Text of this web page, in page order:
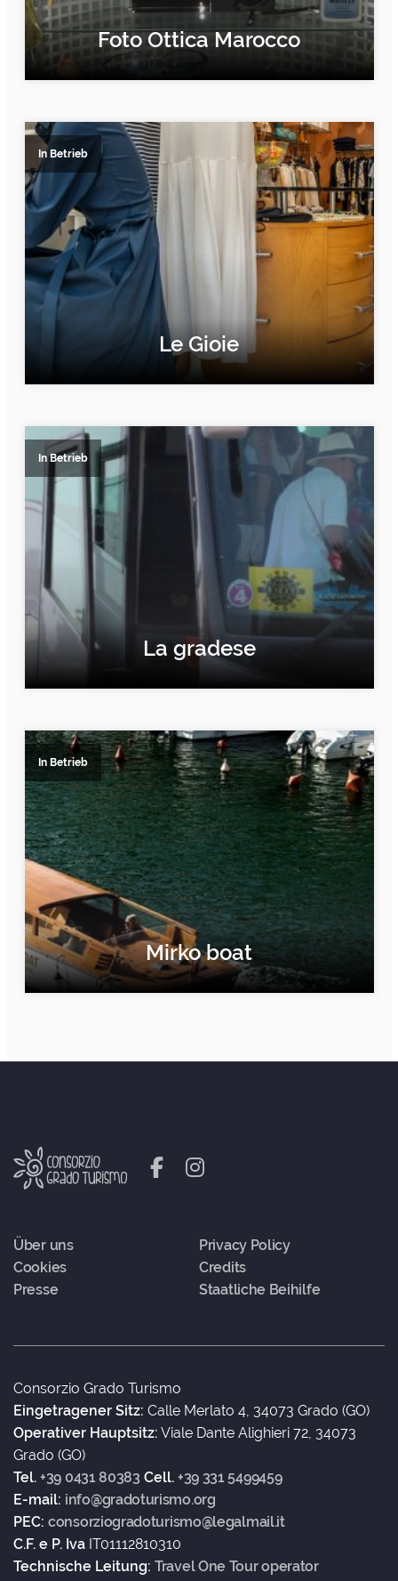
Foto Ottica Marocco
In Betrieb
Le Gioie
In Betrieb
La gradese
In Betrieb
Mirko boat
Über uns
Privacy Policy
Cookies
Credits
Presse
Staatliche Beihilfe
Consorzio Grado Turismo
Eingetragener Sitz: Calle Merlato 4, 34073 Grado (GO)
Operativer Hauptsitz: Viale Dante Alighieri 72, 34073
Grado (GO)
Tel. +39 0431 80383 Cell. +39 331 5499459
E-mail: info@gradoturismo.org
PEC: consorziogradoturismo@legalmail.it
C.F. e P. Iva IT01112810310
Technische Leitung: Travel One Tour operator